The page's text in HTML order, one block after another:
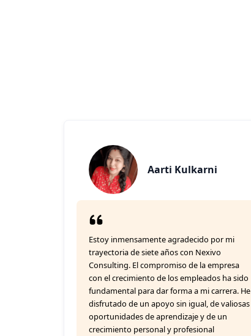
Aarti Kulkarni
Estoy inmensamente agradecido por mi
trayectoria de siete años con Nexivo
Consulting. El compromiso de la empresa
con el crecimiento de los empleados ha sido
fundamental para dar forma a mi carrera. He
disfrutado de un apoyo sin igual, de valiosas
oportunidades de aprendizaje y de un
crecimiento personal y profesional